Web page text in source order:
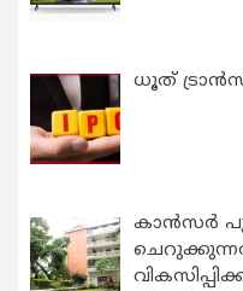
ധൂത്
കാന്‍സര്‍